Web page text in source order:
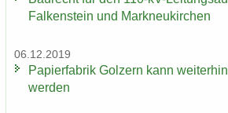
Fal­ken­stein und Mark­neu­kir­chen
06.12.2019
Pa­pier­fa­brik Golz­ern kann
wer­den